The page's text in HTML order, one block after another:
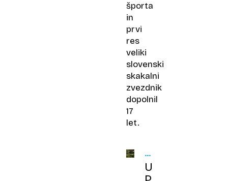
športa
in
prvi
res
veliki
slovenski
skakalni
zvezdnik
dopolnil
17
let.
ŠPORTNE
LEGENDE
Uspeh